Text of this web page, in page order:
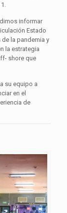
informar
Estado
la pandemia y
la estrategia
shore que
su equipo a
en el
de